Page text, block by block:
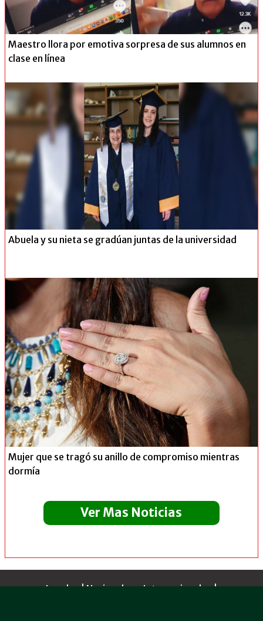
Maestro llora por emotiva sorpresa de sus alumnos en
clase en línea
Abuela y su nieta se gradúan juntas de la universidad
Mujer que se tragó su anillo de compromiso mientras
dormía
Ver Mas Noticias
Locales|Nacionales e Internacionales|